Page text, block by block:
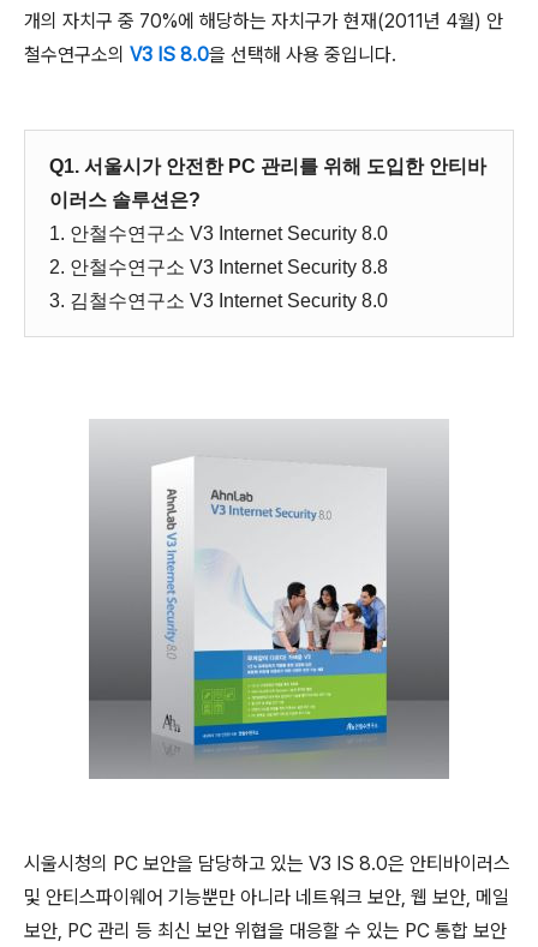
개의 자치구 중 70%에 해당하는 자치구가 현재(2011년 4월) 안
철수연구소의 V3 IS 8.0을 선택해 사용 중입니다.
Q1. 서울시가 안전한 PC 관리를 위해 도입한 안티바
이러스 솔루션은?
1. 안철수연구소 V3 Internet Security 8.0
2. 안철수연구소 V3 Internet Security 8.8
3. 김철수연구소 V3 Internet Security 8.0
시울시청의 PC 보안을 담당하고 있는 V3 IS 8.0은 안티바이러스
및 안티스파이웨어 기능뿐만 아니라 네트워크 보안, 웹 보안, 메일
보안, PC 관리 등 최신 보안 위협을 대응할 수 있는 PC 통합 보안